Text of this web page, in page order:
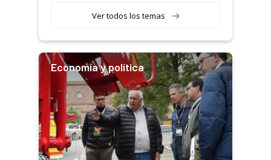
Ver todos los temas
Economía y política